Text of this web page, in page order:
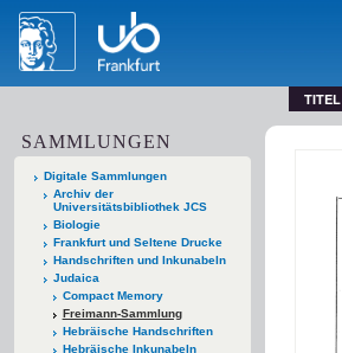
TITEL
SAMMLUNGEN
Digitale Sammlungen
Archiv der
Universitätsbibliothek JCS
Biologie
Frankfurt und Seltene Drucke
Handschriften und Inkunabeln
Judaica
Compact Memory
Freimann-Sammlung
Hebräische Handschriften
Hebräische Inkunabeln